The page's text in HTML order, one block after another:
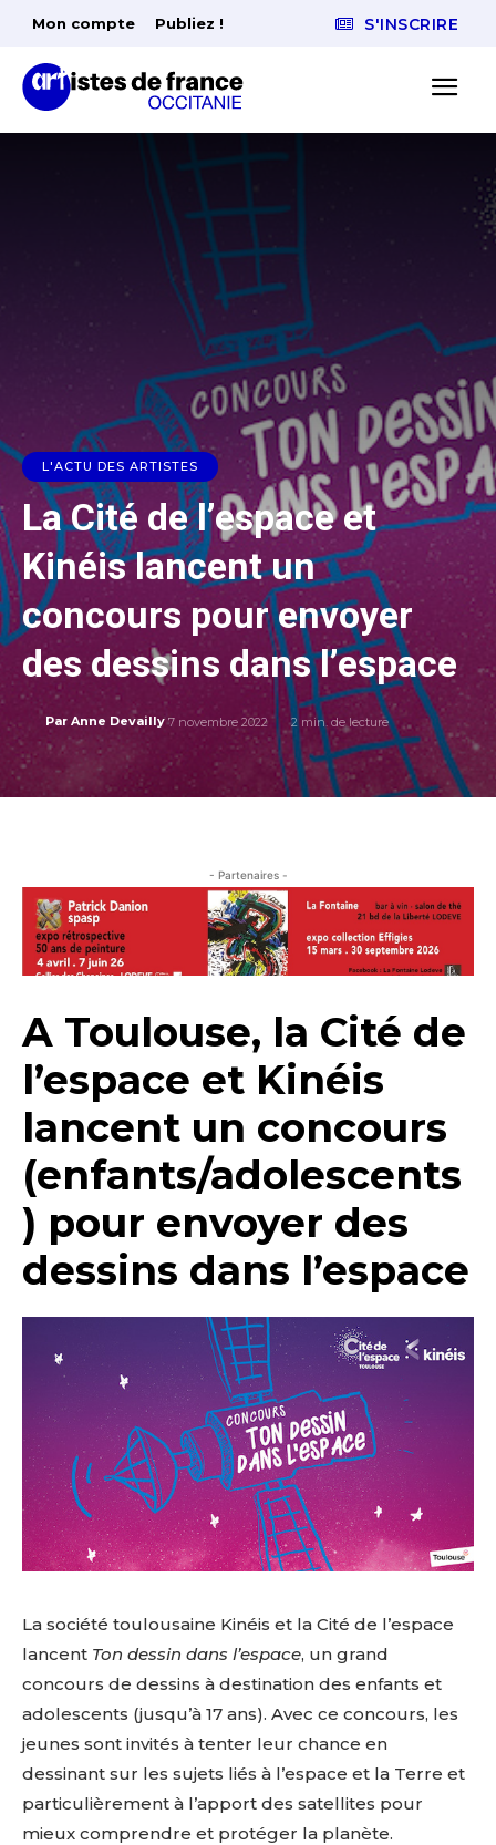
Mon compte Publiez ! S'INSCRIRE
L'ACTU DES ARTISTES
La Cité de l’espace et
Kinéis lancent un
concours pour envoyer
des dessins dans l’espace
Par Anne Devailly 7 novembre 2022 2 min. de lecture
- Partenaires -
A Toulouse, la Cité de
l’espace et Kinéis
lancent un concours
(enfants/adolescents
) pour envoyer des
dessins dans l’espace
La société toulousaine Kinéis et la Cité de l’espace
lancent Ton dessin dans l’espace, un grand
concours de dessins à destination des enfants et
adolescents (jusqu’à 17 ans). Avec ce concours, les
jeunes sont invités à tenter leur chance en
dessinant sur les sujets liés à l’espace et la Terre et
particulièrement à l’apport des satellites pour
mieux comprendre et protéger la planète.